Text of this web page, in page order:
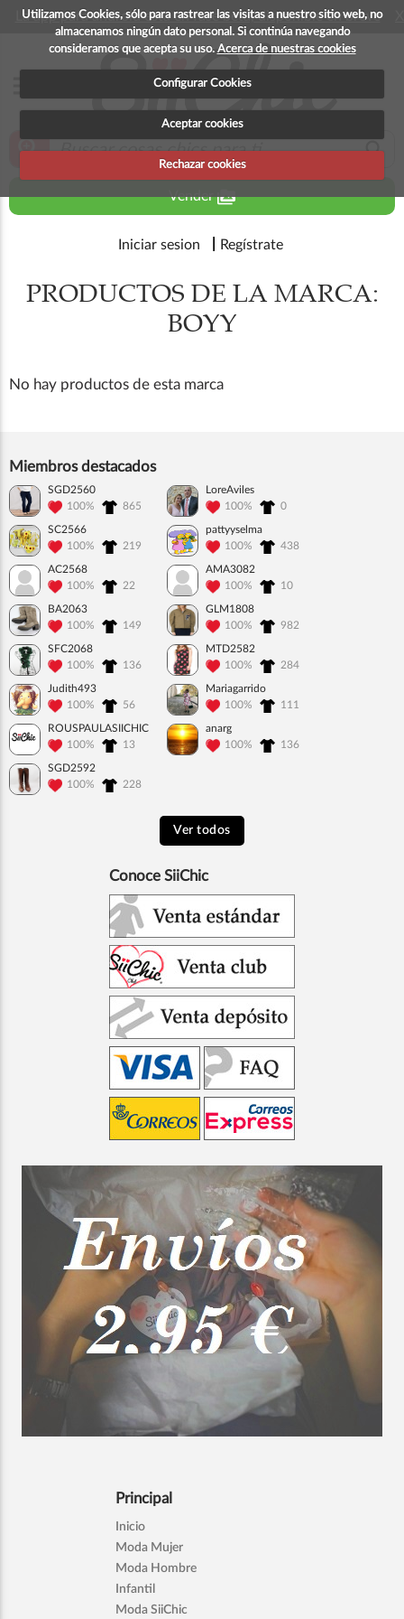
Utilizamos Cookies, sólo para rastrear las visitas a nuestro sitio web, no
almacenamos ningún dato personal. Si continúa navegando
consideramos que acepta su uso. Acerca de nuestras cookies
Configurar Cookies
Aceptar cookies
Rechazar cookies
La app para android esta en fase beta, disponible en breve
zoom_in search
Venderperm_media
Iniciar sesion Regístrate
PRODUCTOS DE LA MARCA:
BOYY
No hay productos de esta marca
Miembros destacados
SGD2560
100%
865
LoreAviles
100%
0
SC2566
100%
219
pattyyselma
100%
438
AC2568
100%
22
AMA3082
100%
10
BA2063
100%
149
GLM1808
100%
982
SFC2068
100%
136
MTD2582
100%
284
Judith493
100%
56
Mariagarrido
100%
111
ROUSPAULASIICHIC
100%
13
anarg
100%
136
SGD2592
100%
228
Ver todos
Conoce SiiChic
Principal
Inicio
Moda Mujer
Moda Hombre
Infantil
Moda SiiChic